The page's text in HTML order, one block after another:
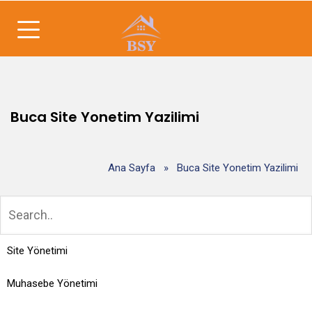
Buca Site Yonetim Yazilimi
Ana Sayfa » Buca Site Yonetim Yazilimi
Site Yönetimi
Muhasebe Yönetimi